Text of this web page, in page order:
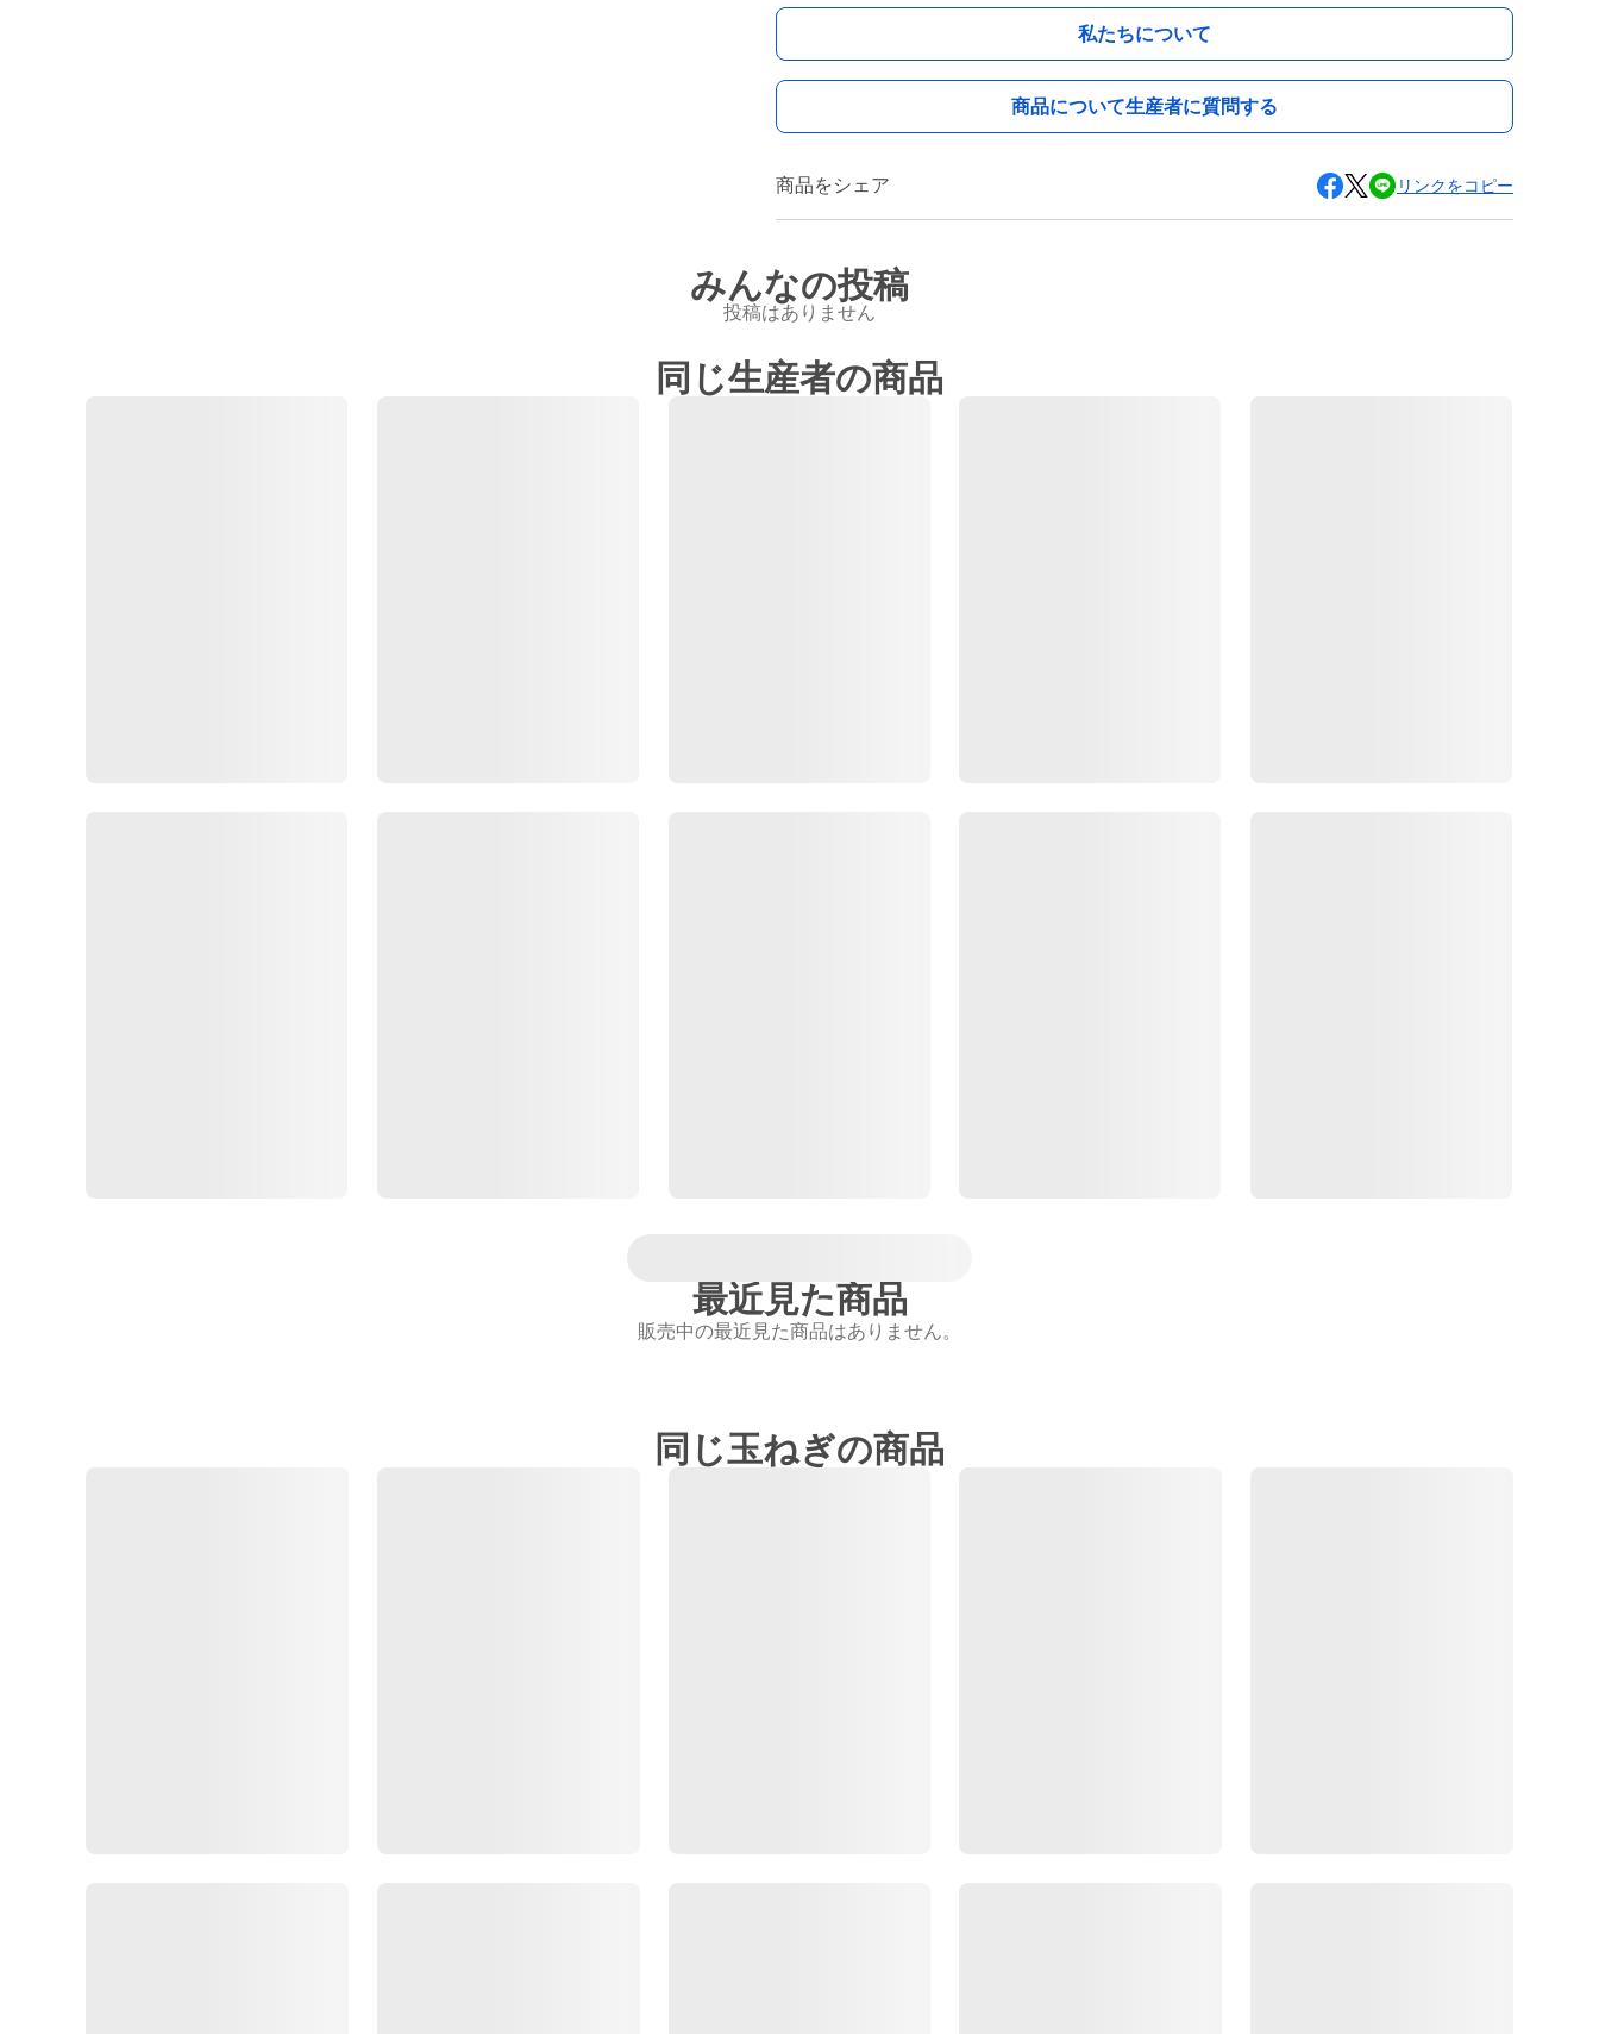
私たちについて
商品について生産者に質問する
商品をシェア リンクをコピー
みんなの投稿
投稿はありません
同じ生産者の商品
最近見た商品
販売中の最近見た商品はありません。
同じ玉ねぎの商品